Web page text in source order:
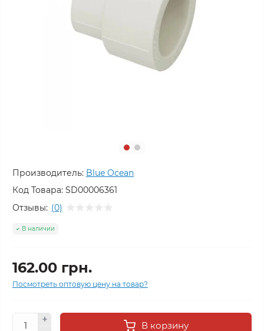
Производитель: Blue Ocean
Код Товара: SD00006361
Отзывы: (0)
В наличии
162.00 грн.
Посмотреть оптовую цену на товар?
В корзину